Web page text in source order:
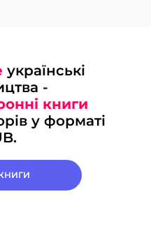
українські
-
книги
у форматі